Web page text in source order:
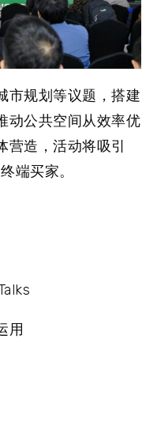
市规划等议题，搭建
动公共空间从效率优
造，活动将吸引
端买家。
用